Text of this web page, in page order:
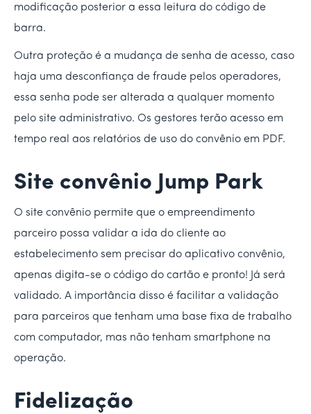
modificação posterior a essa leitura do código de
barra.
Outra proteção é a mudança de senha de acesso, caso
haja uma desconfiança de fraude pelos operadores,
essa senha pode ser alterada a qualquer momento
pelo site administrativo. Os gestores terão acesso em
tempo real aos relatórios de uso do convênio em PDF.
Site convênio Jump Park
O site convênio permite que o empreendimento
parceiro possa validar a ida do cliente ao
estabelecimento sem precisar do aplicativo convênio,
apenas digita-se o código do cartão e pronto! Já será
validado. A importância disso é facilitar a validação
para parceiros que tenham uma base fixa de trabalho
com computador, mas não tenham smartphone na
operação.
Fidelização